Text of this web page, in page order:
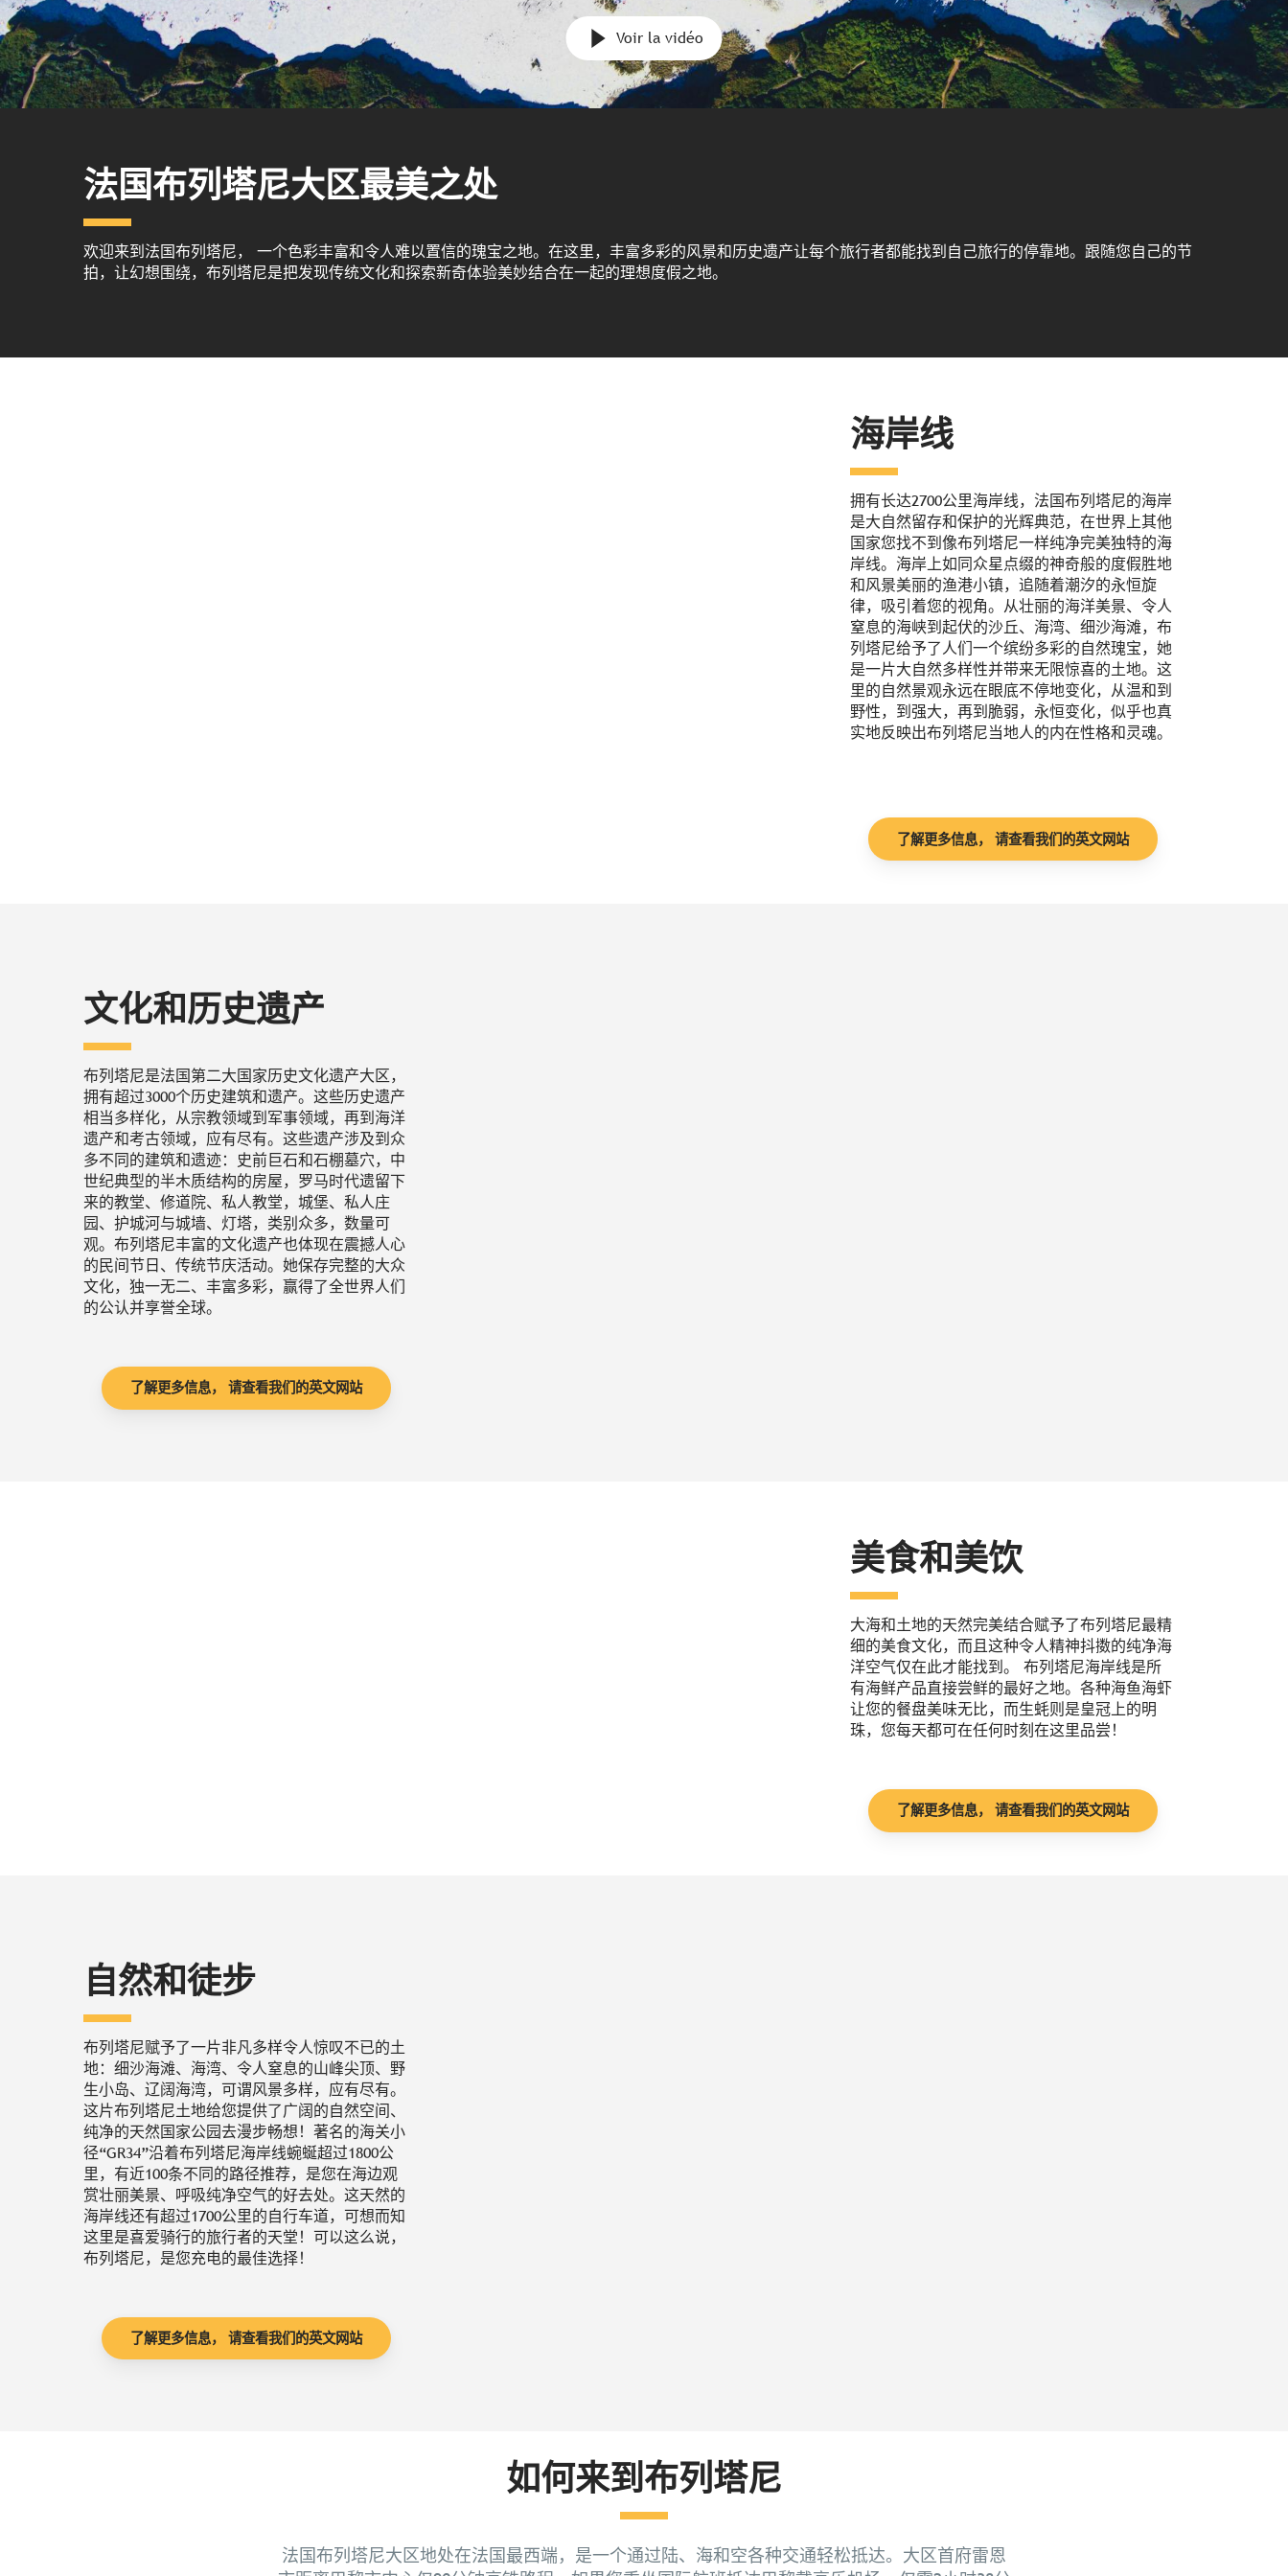
Voir la vidéo
法国布列塔尼大区最美之处
欢迎来到法国布列塔尼， 一个色彩丰富和令人难以置信的瑰宝之地。在这里，丰富多彩的风景和历史遗产让每个旅行者都能找到自己旅行的停靠地。跟随您自己的节
拍，让幻想围绕，布列塔尼是把发现传统文化和探索新奇体验美妙结合在一起的理想度假之地。
海岸线
拥有长达2700公里海岸线，法国布列塔尼的海岸
是大自然留存和保护的光辉典范，在世界上其他
国家您找不到像布列塔尼一样纯净完美独特的海
岸线。海岸上如同众星点缀的神奇般的度假胜地
和风景美丽的渔港小镇，追随着潮汐的永恒旋
律，吸引着您的视角。从壮丽的海洋美景、令人
窒息的海峡到起伏的沙丘、海湾、细沙海滩，布
列塔尼给予了人们一个缤纷多彩的自然瑰宝，她
是一片大自然多样性并带来无限惊喜的土地。这
里的自然景观永远在眼底不停地变化，从温和到
野性，到强大，再到脆弱，永恒变化，似乎也真
实地反映出布列塔尼当地人的内在性格和灵魂。
了解更多信息， 请查看我们的英文网站
文化和历史遗产
布列塔尼是法国第二大国家历史文化遗产大区，
拥有超过3000个历史建筑和遗产。这些历史遗产
相当多样化，从宗教领域到军事领域，再到海洋
遗产和考古领域，应有尽有。这些遗产涉及到众
多不同的建筑和遗迹：史前巨石和石棚墓穴，中
世纪典型的半木质结构的房屋，罗马时代遗留下
来的教堂、修道院、私人教堂，城堡、私人庄
园、护城河与城墙、灯塔，类别众多，数量可
观。布列塔尼丰富的文化遗产也体现在震撼人心
的民间节日、传统节庆活动。她保存完整的大众
文化，独一无二、丰富多彩，赢得了全世界人们
的公认并享誉全球。
了解更多信息， 请查看我们的英文网站
美食和美饮
大海和土地的天然完美结合赋予了布列塔尼最精
细的美食文化，而且这种令人精神抖擞的纯净海
洋空气仅在此才能找到。 布列塔尼海岸线是所
有海鲜产品直接尝鲜的最好之地。各种海鱼海虾
让您的餐盘美味无比，而生蚝则是皇冠上的明
珠，您每天都可在任何时刻在这里品尝！
了解更多信息， 请查看我们的英文网站
自然和徒步
布列塔尼赋予了一片非凡多样令人惊叹不已的土
地：细沙海滩、海湾、令人窒息的山峰尖顶、野
生小岛、辽阔海湾，可谓风景多样，应有尽有。
这片布列塔尼土地给您提供了广阔的自然空间、
纯净的天然国家公园去漫步畅想！著名的海关小
径“GR34”沿着布列塔尼海岸线蜿蜒超过1800公
里，有近100条不同的路径推荐，是您在海边观
赏壮丽美景、呼吸纯净空气的好去处。这天然的
海岸线还有超过1700公里的自行车道，可想而知
这里是喜爱骑行的旅行者的天堂！可以这么说，
布列塔尼，是您充电的最佳选择！
了解更多信息， 请查看我们的英文网站
如何来到布列塔尼
法国布列塔尼大区地处在法国最西端，是一个通过陆、海和空各种交通轻松抵达。大区首府雷恩